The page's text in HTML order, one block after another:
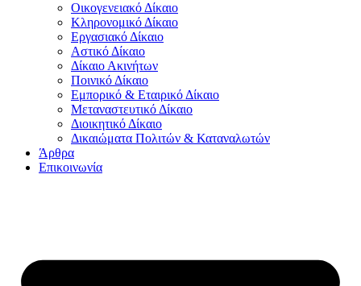
Οικογενειακό Δίκαιο
Κληρονομικό Δίκαιο
Εργασιακό Δίκαιο
Αστικό Δίκαιο
Δίκαιο Ακινήτων
Ποινικό Δίκαιο
Εμπορικό & Εταιρικό Δίκαιο
Μεταναστευτικό Δίκαιο
Διοικητικό Δίκαιο
Δικαιώματα Πολιτών & Καταναλωτών
Άρθρα
Επικοινωνία